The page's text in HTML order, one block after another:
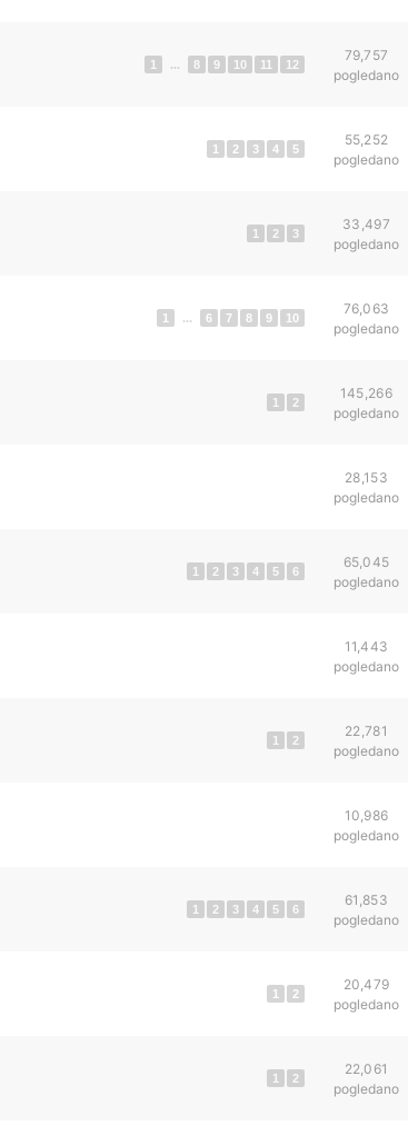
1 ... 8 9 10 11 12
79,757
pogledano
1 2 3 4 5
55,252
pogledano
1 2 3
33,497
pogledano
1 ... 6 7 8 9 10
76,063
pogledano
1 2
145,266
pogledano
28,153
pogledano
1 2 3 4 5 6
65,045
pogledano
11,443
pogledano
1 2
22,781
pogledano
10,986
pogledano
1 2 3 4 5 6
61,853
pogledano
1 2
20,479
pogledano
1 2
22,061
pogledano